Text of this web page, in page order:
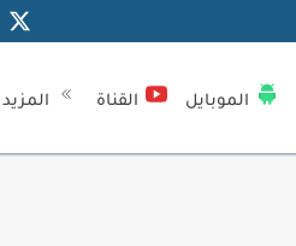
الموبايل القناة المزيد